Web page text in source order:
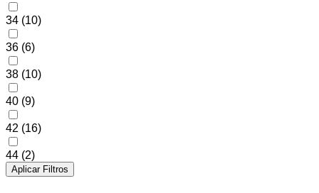
34 (10)
36 (6)
38 (10)
40 (9)
42 (16)
44 (2)
Aplicar Filtros